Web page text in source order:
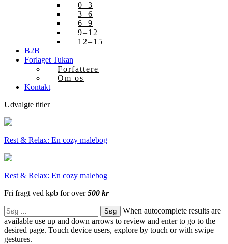
0–3
3–6
6–9
9–12
12–15
B2B
Forlaget Tukan
Forfattere
Om os
Kontakt
Udvalgte titler
Rest & Relax: En cozy malebog
Rest & Relax: En cozy malebog
Fri fragt ved køb for over500 kr
Søg
efter:
When autocomplete results are
available use up and down arrows to review and enter to go to the
desired page. Touch device users, explore by touch or with swipe
gestures.